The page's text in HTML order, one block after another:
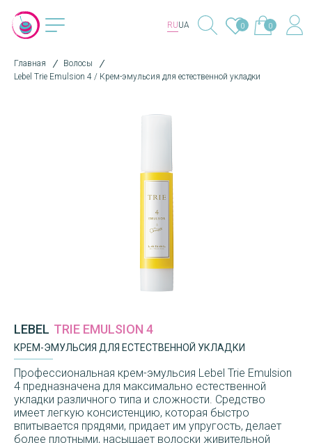
RUUA 0 0
Главная
Волосы
Lebel Trie Emulsion 4 / Крем-эмульсия для естественной укладки
LEBEL TRIE EMULSION 4
КРЕМ-ЭМУЛЬСИЯ ДЛЯ ЕСТЕСТВЕННОЙ УКЛАДКИ
Профессиональная крем-эмульсия Lebel Trie Emulsion
4 предназначена для максимально естественной
укладки различного типа и сложности. Средство
имеет легкую консистенцию, которая быстро
впитывается прядями, придает им упругость, делает
более плотными, насыщает волоски живительной